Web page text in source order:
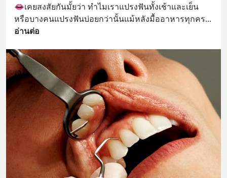
👄เคยสงสัยกันมั้ยว่า ทำไมเราแปรงฟันทั้งเช้าและเย็น
หรือบางคนแปรงฟันบ่อยกว่านั้นแม้หลังมื้ออาหารทุกคร
อ่านต่อ